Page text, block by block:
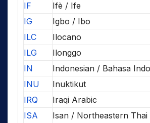
IF
Ifè / Ife
IG
Igbo / Ibo
ILC
Ilocano
ILG
Ilonggo
IN
Indonesian / Bahasa
INU
Inuktikut
IRQ
Iraqi Arabic
ISA
Isan / Northeastern Thai